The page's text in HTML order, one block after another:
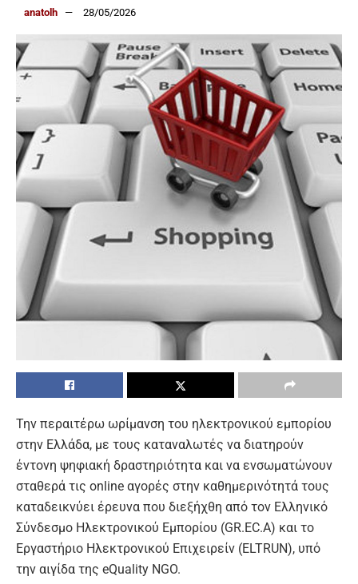
anatolh 28/05/2026
Την περαιτέρω ωρίμανση του ηλεκτρονικού εμπορίου
στην Ελλάδα, με τους καταναλωτές να διατηρούν
έντονη ψηφιακή δραστηριότητα και να ενσωματώνουν
σταθερά τις online αγορές στην καθημερινότητά τους
καταδεικνύει έρευνα που διεξήχθη από τον Ελληνικό
Σύνδεσμο Ηλεκτρονικού Εμπορίου (GR.EC.A) και το
Εργαστήριο Ηλεκτρονικού Επιχειρείν (ELTRUN), υπό
την αιγίδα της eQuality NGO.